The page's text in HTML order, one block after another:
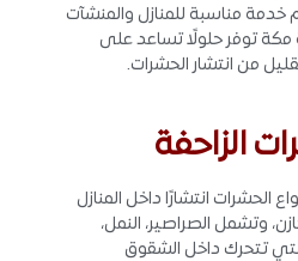
مناسبة للمنازل والمنشآت
مكة توفر حلولًا تساعد على
من انتشار الحشرات.
الزاحفة
الحشرات انتشارًا داخل المنازل
وتشمل الصراصير، النمل،
تتحرك داخل الشقوق